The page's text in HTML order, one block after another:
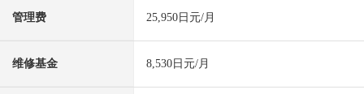
管理费 25,950日元/月
维修基金 8,530日元/月